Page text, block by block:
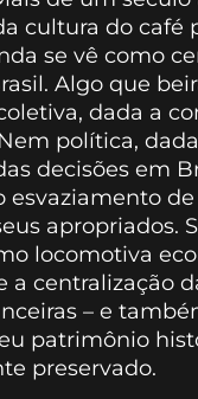
cultura do café
se vê como
Algo que
dada a
política,
decisões em
esvaziamento de
apropriados.
locomotiva
a centralização
– e
patrimônio
preservado.